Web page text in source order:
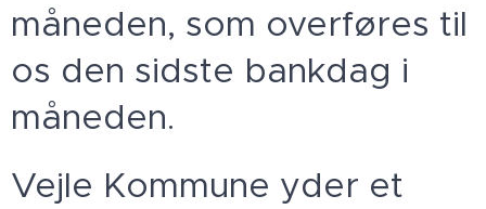
måneden, som overføres til
os den sidste bankdag i
måneden.
Vejle Kommune yder et